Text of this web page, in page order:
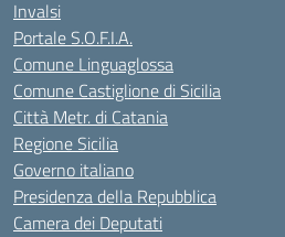
Invalsi
Portale S.O.F.I.A.
Comune Linguaglossa
Comune Castiglione di Sicilia
Città Metr. di Catania
Regione Sicilia
Governo italiano
Presidenza della Repubblica
Camera dei Deputati